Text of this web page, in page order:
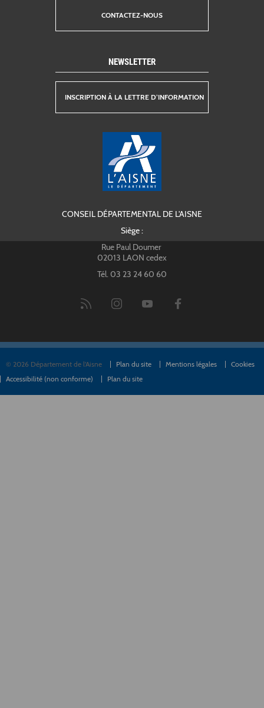
CONSEIL DÉPARTEMENTAL DE L'AISNE
Siège :
Rue Paul Doumer
02013 LAON cedex
Tél. 03 23 24 60 60
CONTACTEZ-NOUS
NEWSLETTER
INSCRIPTION À LA LETTRE D’INFORMATION
© 2026 Département de l'Aisne Plan du site Mentions légales
Cookies
Accessibilité (non conforme)
Plan du site